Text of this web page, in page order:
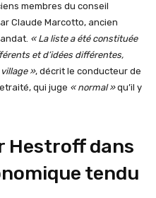
membres du conseil
Claude Marcotto, ancien
« La liste a été constituée
et d’idées différentes,
», décrit le conducteur de
qui juge « normal »qu’il y
Hestroff dans
tendu